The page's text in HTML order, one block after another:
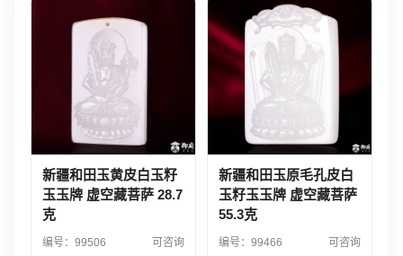
新疆和田玉黄皮白玉籽
玉玉牌 虚空藏菩萨 28.7
克
编号：99506 可咨询
新疆和田玉原毛孔皮白
玉籽玉玉牌 虚空藏菩萨
55.3克
编号：99466 可咨询